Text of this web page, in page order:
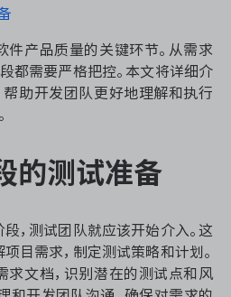
件产品质量的关键环节。从需求
都需要严格把控。本文将详细介
帮助开发团队更好地理解和执行
的测试准备
，测试团队就应该开始介入。这
目需求，制定测试策略和计划。
求文档，识别潜在的测试点和风